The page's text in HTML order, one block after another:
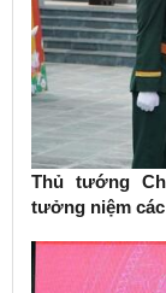
Thủ tướng
tưởng niệm